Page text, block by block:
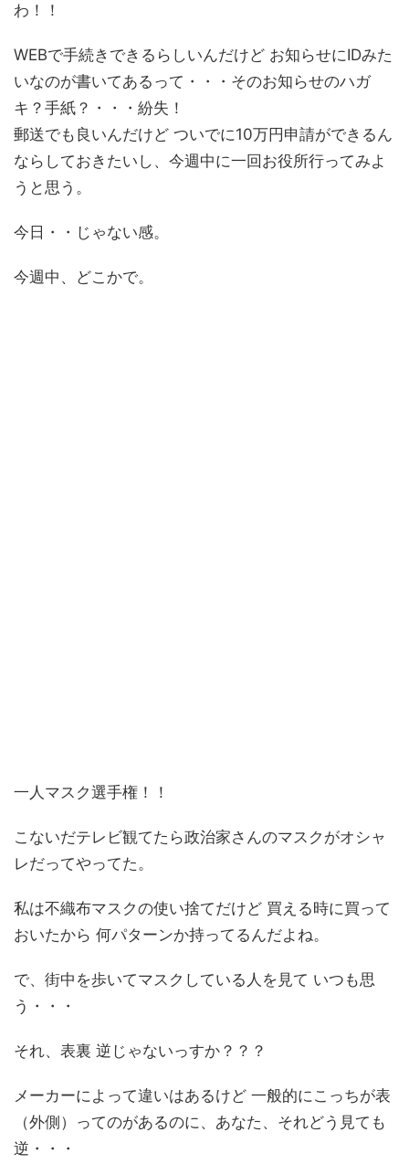
わ！！
WEBで手続きできるらしいんだけど お知らせにIDみた
いなのが書いてあるって・・・そのお知らせのハガ
キ？手紙？・・・紛失！
郵送でも良いんだけど ついでに10万円申請ができるん
ならしておきたいし、今週中に一回お役所行ってみよ
うと思う。
今日・・じゃない感。
今週中、どこかで。
一人マスク選手権！！
こないだテレビ観てたら政治家さんのマスクがオシャ
レだってやってた。
私は不織布マスクの使い捨てだけど 買える時に買って
おいたから 何パターンか持ってるんだよね。
で、街中を歩いてマスクしている人を見て いつも思
う・・・
それ、表裏 逆じゃないっすか？？？
メーカーによって違いはあるけど 一般的にこっちが表
（外側）ってのがあるのに、あなた、それどう見ても
逆・・・